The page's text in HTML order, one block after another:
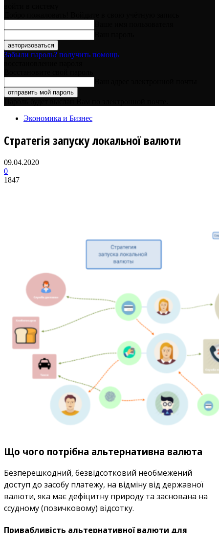
Забыли пароль? получить помощь
Экономика и Бизнес
Стратегія запуску локальної валюти
09.04.2020
0
1847
Що чого потрібна альтернативна валюта
Безперешкодний, безвідсотковий необмежений
доступ до засобу платежу, на відміну від державної
валюти, яка має дефіцитну природу та заснована на
ссудному (позичковому) відсотку.
Привабливість альтернативної валюти для